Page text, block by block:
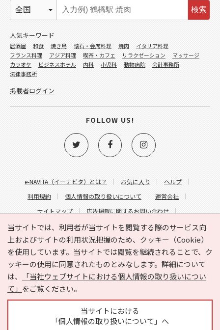
当サイトでは、利用者が当サイトを閲覧する際のサービス向
上およびサイトの利用状況把握のため、クッキー（Cookie）
を使用しています。当サイトでは閲覧を継続されることで、ク
ッキーの使用に同意されたものとみなします。詳細について
は、
「当社ウェブサイトにおける個人情報の取り扱いについ
て」 をご覧ください。
当サイトにおける
「個人情報の取り扱いについて」へ
e-NAVITA（イーナビタ）とは？ お気に入り
ヘルプ
利用規約
個人情報の取り扱いについて
運営会社
サイトマップ
広告掲載に関するお問い合わせ
サイトの内容に関するお問い合わせ
検索
人気キーワード
居酒屋 和食 焼き鳥 懐石・会席料理 焼肉
イタリア料理
フランス料理
アジア料理 喫茶・カフェ リラクゼーション
マッサージ
カラオケ
ビジネスホテル 内科 小児科 動物病院
会計事務所
法律事務所
掲載者ログイン
FOLLOW US!
Copyright © HYOJITO.Co.,Ltd. All Rights Reserved.